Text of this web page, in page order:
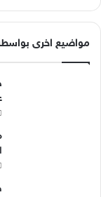
مواضيع اخرى